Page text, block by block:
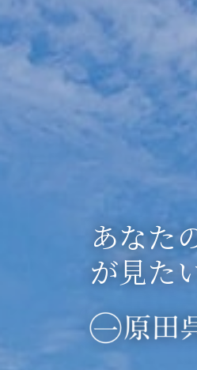
あなた
が見た
糸が
ニット
藍染め
ジレ
セレク
当店の
織
文
✕
阿波し
オリジナ
ント
My T